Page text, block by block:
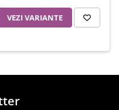
VEZI VARIANTE